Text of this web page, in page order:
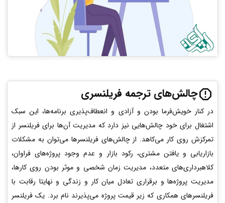
چالش‌های ترجمه فریلنسری
در کنار خویش‌فرما بودن و آزادی و انعطاف‌پذیری برنامه‌ها، این سبک
اشتغال برای خود چالش‌هایی نیز دارد که مدیریت آن‌ها برای فریلنسر از
تمرکزش روی کار می‌کاهد. از چالش‌های فریلنسرها می‌توان به مشکلات
بازاریابی و یافتن مشتری، رکود بازار و عدم وجود پروژه‌های فراوان،
کلاهبرداری‌های متعدد، مدیریت زمان شخصی و موثر بودن روی کارها،
مدیریت پروژه‌ها و برقراری تعادل میان کار و زندگی و نهایتا رقابت با
فریلنسرهای همکاری که زیر قیمت پروژه می‌پذیرند نام برد. یک فریلنسر